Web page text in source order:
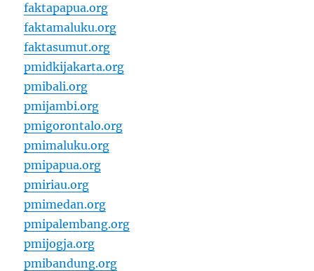
faktapapua.org
faktamaluku.org
faktasumut.org
pmidkijakarta.org
pmibali.org
pmijambi.org
pmigorontalo.org
pmimaluku.org
pmipapua.org
pmiriau.org
pmimedan.org
pmipalembang.org
pmijogja.org
pmibandung.org